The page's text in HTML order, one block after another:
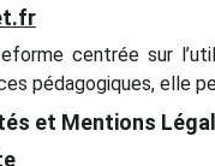
centrée sur
pédagogiques, elle
et Mentions